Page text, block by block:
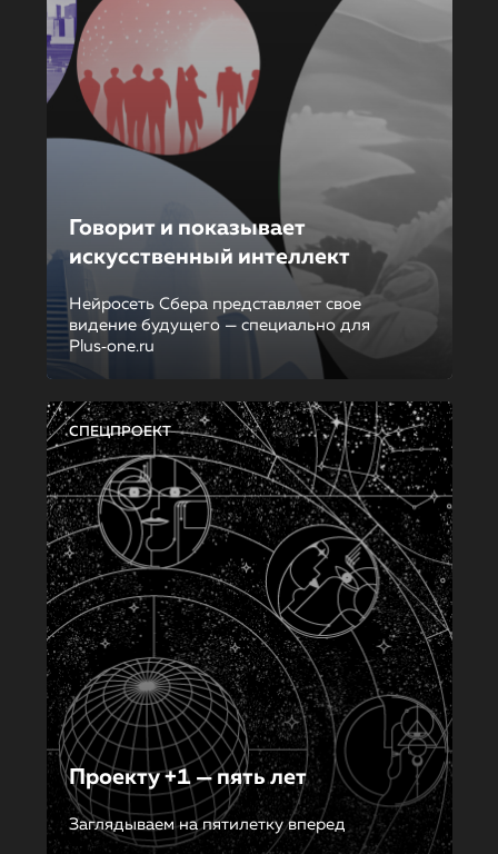
Говорит и показывает
искусственный интеллект
Нейросеть Сбера представляет свое
видение будущего — специально для
Plus‑one.ru
СПЕЦПРОЕКТ
Проекту +1 — пять лет
Заглядываем на пятилетку вперед